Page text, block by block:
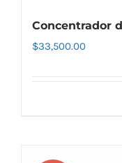
Concentrador
$33,500.00